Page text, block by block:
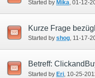
Started by Mika‎, 01-12-
Kurze Frage
Started by shog‎, 11-17-
Betreff:
Started by Eri ‎, 10-25-